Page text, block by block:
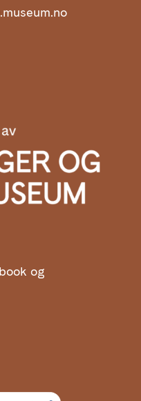
og